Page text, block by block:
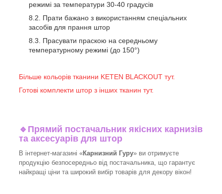
режимі за температури 30-40 градусів
Прати бажано з використанням спеціальних
засобів для прання штор
Прасувати праскою на середньому
температурному режимі (до 150°)
Більше кольорів тканини KETEN BLACKOUT тут.
Готові комплекти штор з інших тканин тут.
🔹 Прямий постачальник якісних карнизів
та аксесуарів для штор
В інтернет-магазині «Карнизний Гуру» ви отримуєте
продукцію безпосередньо від постачальника, що гарантує
найкращі ціни та широкий вибір товарів для декору вікон!​